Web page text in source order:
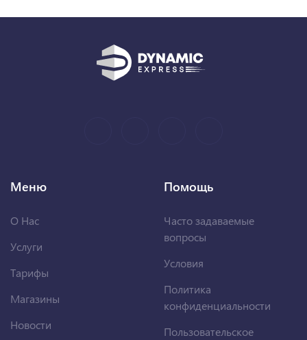
Меню
О Нас
Услуги
Тарифы
Магазины
Новости
Помощь
Часто задаваемые
вопросы
Условия
Политика
конфиденциальности
Пользовательское